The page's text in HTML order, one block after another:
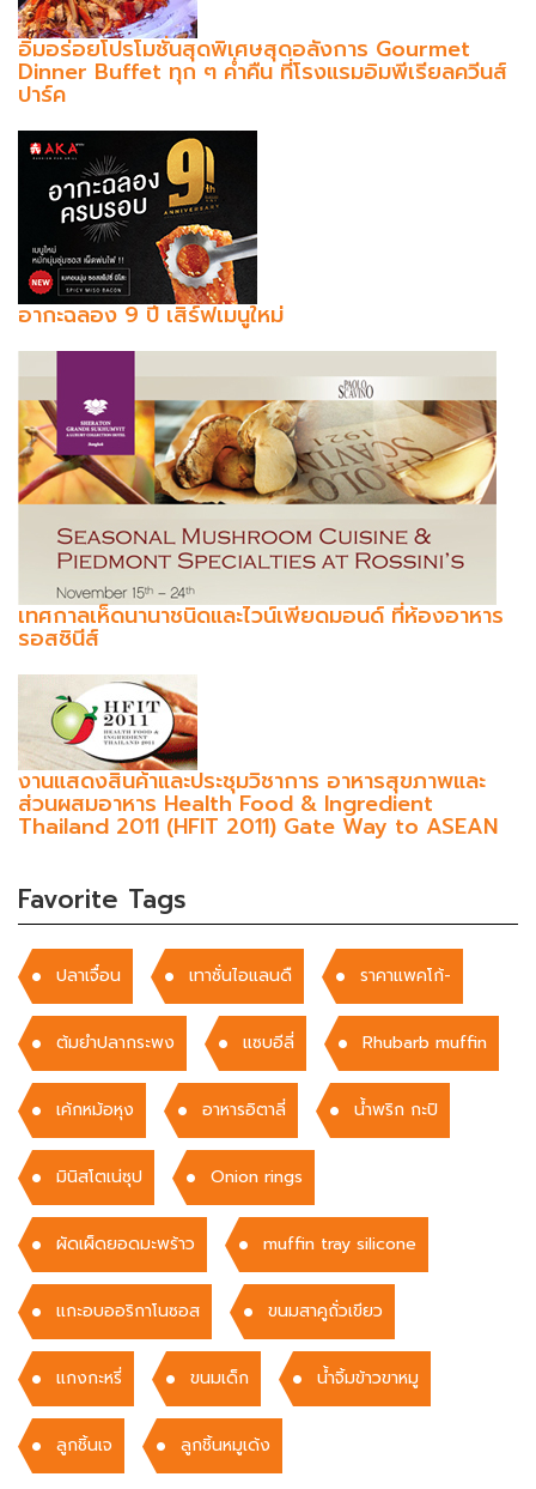
อิ่มอร่อยโปรโมชั่นสุดพิเศษสุดอลังการ Gourmet
Dinner Buffet ทุก ๆ ค่ำคืน ที่โรงแรมอิมพีเรียลควีนส์
ปาร์ค
อากะฉลอง 9 ปี เสิร์ฟเมนูใหม่
เทศกาลเห็ดนานาชนิดและไวน์เพียดมอนด์ ที่ห้องอาหาร
รอสซินีส์
งานแสดงสินค้าและประชุมวิชาการ อาหารสุขภาพและ
ส่วนผสมอาหาร Health Food & Ingredient
Thailand 2011 (HFIT 2011) Gate Way to ASEAN
Favorite Tags
ปลาเจื๋อน เทาซั่นไอแลนดื ราคาแพคโก้-
ต้มยำปลากระพง แซบอีลี่ Rhubarb muffin
เค้กหม้อหุง อาหารอิตาลี่ น้ำพริก กะปิ
มินิสโตเน่ซุป Onion rings
ผัดเผ็ดยอดมะพร้าว muffin tray silicone
แกะอบออริกาโนซอส ขนมสาคูถั่วเขียว
แกงกะหรี่ ขนมเด็ก น้ำจิ้มข้าวขาหมู
ลูกชิ้นเจ ลูกชิ้นหมูเด้ง